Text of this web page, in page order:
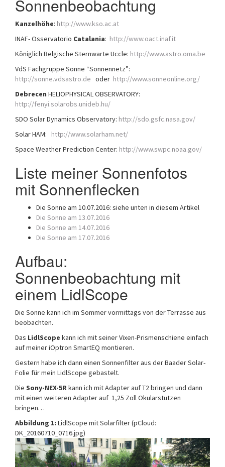
Sonnenbeobachtung
Kanzelhöhe: http://www.kso.ac.at
INAF- Osservatorio Catalania: http://www.oact.inaf.it
Königlich Belgische Sternwarte Uccle: http://www.astro.oma.be
VdS Fachgruppe Sonne “Sonnennetz”:
http://sonne.vdsastro.de oder http://www.sonneonline.org/
Debrecen HELIOPHYSICAL OBSERVATORY:
http://fenyi.solarobs.unideb.hu/
SDO Solar Dynamics Observatory: http://sdo.gsfc.nasa.gov/
Solar HAM: http://www.solarham.net/
Space Weather Prediction Center: http://www.swpc.noaa.gov/
Liste meiner Sonnenfotos
mit Sonnenflecken
Die Sonne am 10.07.2016: siehe unten in diesem Artikel
Die Sonne am 13.07.2016
Die Sonne am 14.07.2016
Die Sonne am 17.07.2016
Aufbau:
Sonnenbeobachtung mit
einem LidlScope
Die Sonne kann ich im Sommer vormittags von der Terrasse aus
beobachten.
Das LidlScope kann ich mit seiner Vixen-Prismenschiene einfach
auf meiner iOptron SmartEQ montieren.
Gestern habe ich dann einen Sonnenfilter aus der Baader Solar-
Folie für mein LidlScope gebastelt.
Die Sony-NEX-5Rkann ich mit Adapter auf T2 bringen und dann
mit einen weiteren Adapter auf 1,25 Zoll Okularstutzen
bringen…
Abbildung 1: LidlScope mit Solarfilter (pCloud:
DK_20160710_0716.jpg)